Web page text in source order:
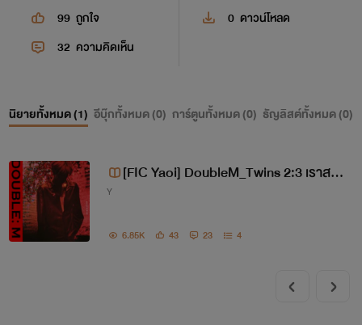
99 ถูกใจ 0 ดาวน์โหลด
32 ความคิดเห็น
นิยายทั้งหมด (1) อีบุ๊กทั้งหมด (0) การ์ตูนทั้งหมด (0) ธัญลิสต์ทั้งหมด (0)
[FIC Yaoi] DoubleM_Twins 2:3 เราสอง
Y
6.85K 43 23 4